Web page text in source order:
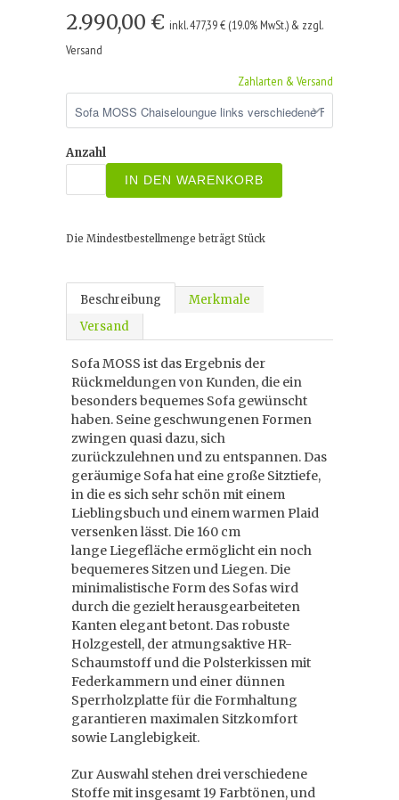
2.990,00 € inkl. 477,39 € (19.0% MwSt.) & zzgl.
Versand
Zahlarten & Versand
Anzahl
IN DEN WARENKORB
Die Mindestbestellmenge beträgt Stück
Beschreibung
Merkmale
Versand
Sofa MOSS ist das Ergebnis der
Rückmeldungen von Kunden, die ein
besonders bequemes Sofa gewünscht
haben. Seine geschwungenen Formen
zwingen quasi dazu, sich
zurückzulehnen und zu entspannen. Das
geräumige Sofa hat eine große Sitztiefe,
in die es sich sehr schön mit einem
Lieblingsbuch und einem warmen Plaid
versenken lässt. Die 160 cm
lange Liegefläche ermöglicht ein noch
bequemeres Sitzen und Liegen. Die
minimalistische Form des Sofas wird
durch die gezielt herausgearbeiteten
Kanten elegant betont. Das robuste
Holzgestell, der atmungsaktive HR-
Schaumstoff und die Polsterkissen mit
Federkammern und einer dünnen
Sperrholzplatte für die Formhaltung
garantieren maximalen Sitzkomfort
sowie Langlebigkeit.
Zur Auswahl stehen drei verschiedene
Stoffe mit insgesamt 19 Farbtönen, und